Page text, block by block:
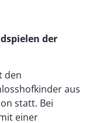
der
den
aus
statt. Bei
einer